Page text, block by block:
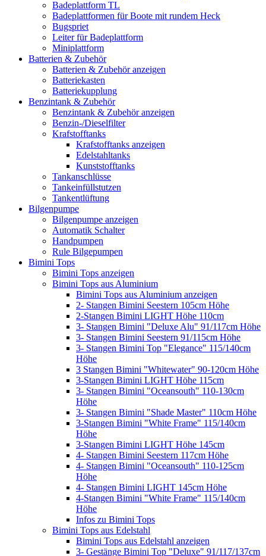
Badeplattform TL
Badeplattformen für Boote mit rundem Heck
Bugspriet
Leiter für Badeplattform
Miniplattform
Batterien & Zubehör
Batterien & Zubehör anzeigen
Batteriekasten
Batteriekupplung
Benzintank & Zubehör
Benzintank & Zubehör anzeigen
Benzin-/Dieselfilter
Krafstofftanks
Krafstofftanks anzeigen
Edelstahltanks
Kunststofftanks
Tankanschlüsse
Tankeinfüllstutzen
Tankentlüftung
Bilgenpumpe
Bilgenpumpe anzeigen
Automatik Schalter
Handpumpen
Rule Bilgepumpen
Bimini Tops
Bimini Tops anzeigen
Bimini Tops aus Aluminium
Bimini Tops aus Aluminium anzeigen
2- Stangen Bimini Seestern 105cm Höhe
2-Stangen Bimini LIGHT Höhe 110cm
3- Stangen Bimini "Deluxe Alu" 91/117cm Höhe
3- Stangen Bimini Seestern 91/115cm Höhe
3- Stangen Bimini Top "Elegance" 115/140cm
Höhe
3 Stangen Bimini "Whitewater" 90-120cm Höhe
3-Stangen Bimini LIGHT Höhe 115cm
3- Stangen Bimini "Oceansouth" 110-130cm
Höhe
3- Stangen Bimini "Shade Master" 110cm Höhe
3-Stangen Bimini "White Frame" 115/140cm
Höhe
3-Stangen Bimini LIGHT Höhe 145cm
4- Stangen Bimini Seestern 117cm Höhe
4- Stangen Bimini "Oceansouth" 110-125cm
Höhe
4- Stangen Bimini LIGHT 145cm Höhe
4-Stangen Bimini "White Frame" 115/140cm
Höhe
Infos zu Bimini Tops
Bimini Tops aus Edelstahl
Bimini Tops aus Edelstahl anzeigen
3- Gestänge Bimini Top "Deluxe" 91/117/137cm